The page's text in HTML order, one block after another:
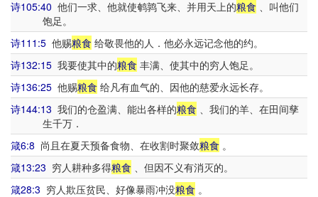
诗105:40 他们一求、他就使鹌鹑飞来、并用天上的粮食 、叫他们
饱足。
诗111:5 他赐粮食 给敬畏他的人．他必永远记念他的约。
诗132:15 我要使其中的粮食 丰满、使其中的穷人饱足。
诗136:25 他赐粮食 给凡有血气的、因他的慈爱永远长存。
诗144:13 我们的仓盈满、能出各样的粮食 、我们的羊、在田间孳
生千万．
箴6:8 尚且在夏天预备食物、在收割时聚敛粮食 。
箴13:23 穷人耕种多得粮食 、但因不义有消灭的。
箴28:3 穷人欺压贫民、好像暴雨冲没粮食 。